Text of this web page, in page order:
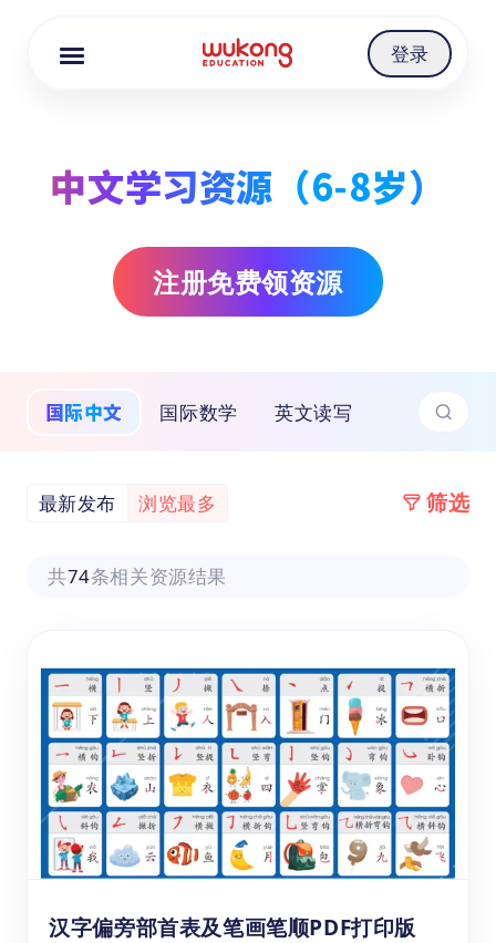
登录
中文学习资源（6-8岁）
注册免费领资源
国际中文 国际数学 英文读写
最新发布 浏览最多 筛选
共74条相关资源结果
汉字偏旁部首表及笔画笔顺PDF打印版